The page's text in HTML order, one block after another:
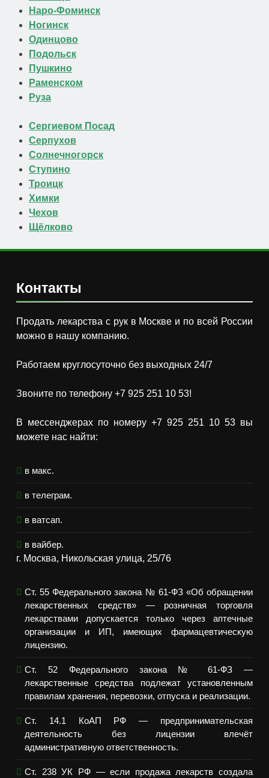
Наро-Фоминск
Ногинск
Одинцово
Подольск
Пушкино
Раменском
Руза
Сергиевом Посад
Серпухов
Солнечногорск
Ступино
Троицк
Химки
Чехов
Щёлково
Контакты
Продать лекарства с рук в Москве и по всей России
можно в нашу компанию.
Работаем круглосуточно без выходных 24/7
Звоните по телефону +7 925 251 10 53!
В мессенджерах по номеру +7 925 251 10 53 вы
можете нас найти:
в макс.
в телеграм.
в ватсап.
в вайбер.
г. Москва, Никольская улица, 25/76
Ст. 55 Федерального закона № 61-ФЗ «Об обращении
лекарственных средств» — розничная торговля
лекарствами допускается только через аптечные
организации и ИП, имеющих фармацевтическую
лицензию.
Ст. 52 Федерального закона № 61-ФЗ —
лекарственные средства подлежат установленным
правилам хранения, перевозки, отпуска и реализации.
Ст. 14.1 КоАП РФ — предпринимательская
деятельность без лицензии влечёт
административную ответственность.
Ст. 238 УК РФ — если продажа лекарств создала